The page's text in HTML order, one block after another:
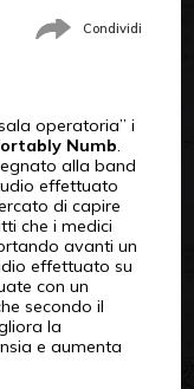
Condividi
operatoria” i
Numb
alla band
effettuato
di capire
che i medici
avanti un
effettuato su
con un
secondo il
la
e aumenta